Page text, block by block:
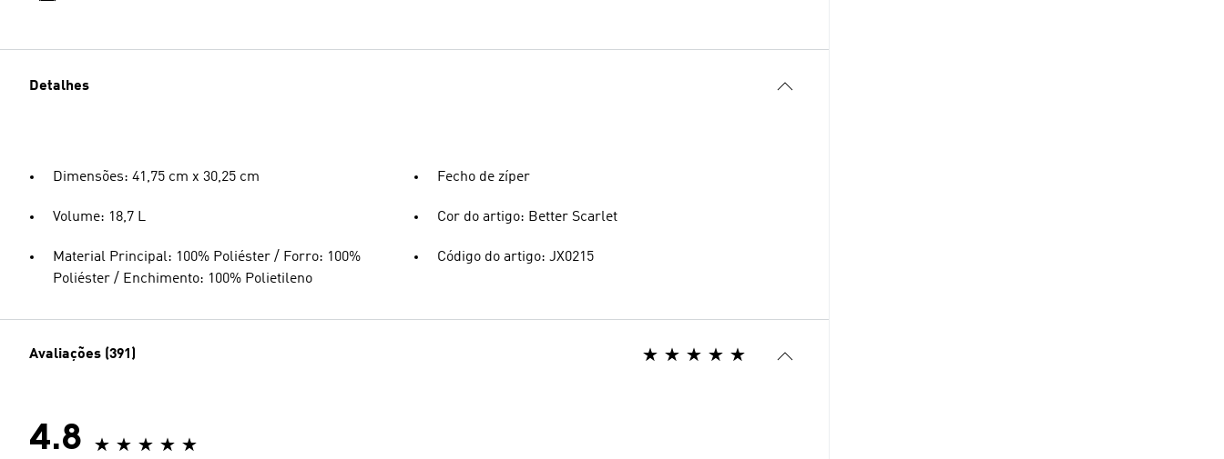
Detalhes
Dimensões: 41,75 cm x 30,25 cm
Volume: 18,7 L
Material Principal: 100% Poliéster / Forro: 100%
Poliéster / Enchimento: 100% Polietileno
Fecho de zíper
Cor do artigo: Better Scarlet
Código do artigo: JX0215
Avaliações (391)
4.8